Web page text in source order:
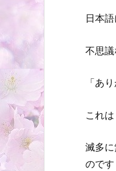
日本
不思
「あ
これ
滅多
のです